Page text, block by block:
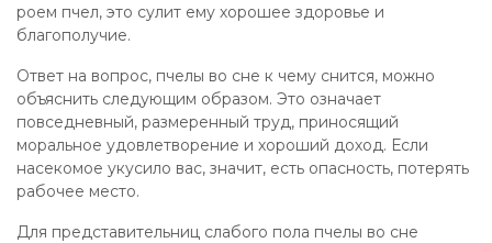
роем пчел, это сулит ему хорошее здоровье и
благополучие.
Ответ на вопрос, пчелы во сне к чему снится, можно
объяснить следующим образом. Это означает
повседневный, размеренный труд, приносящий
моральное удовлетворение и хороший доход. Если
насекомое укусило вас, значит, есть опасность, потерять
рабочее место.
Для представительниц слабого пола пчелы во сне